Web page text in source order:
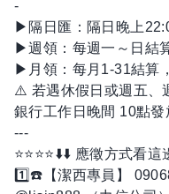
-
▶隔日匯：隔日晚上
▶週領：每週一～日結
▶月領：每月1-31結算
⚠️ 若遇休假日或週五、
銀行工作日晚間 10點發
---
⭐️⭐️⭐️⭐️⬇️⬇️ 應徵方式看這
1️⃣☎️【潔西專員】